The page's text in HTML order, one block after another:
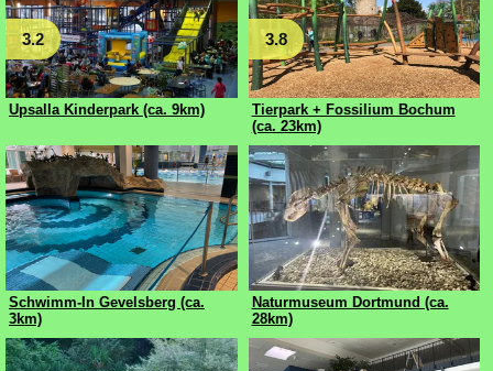
3.2
Upsalla Kinderpark (ca. 9km)
3.8
Tierpark + Fossilium Bochum
(ca. 23km)
Schwimm-In Gevelsberg (ca.
3km)
Naturmuseum Dortmund (ca.
28km)